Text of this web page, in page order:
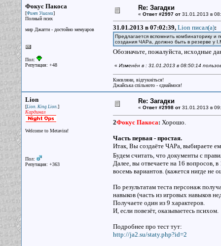
Фокус Пакоса
[Финт Ушами]
Полный псих
мир Джагги - достойно мемуаров
Пол:
Репутация: +48
Re: Загадки
« Ответ #2997 от31.01.2013 в
31.01.2013 в 07:02:39, Lion писал(a):
Предлагается вспомнить комбинаторику и
создания ЧАРа, должно быть в резерве у
Обозначьте, пожалуйста, исходные
« Изменён в : 31.01.2013 в 08:50:14
Києвляни, відгукніться!
Джайська спільното - єднаймося!
Lion
[Lion. King Lion.]
Кардинал
Welcome to Metavira!
Пол:
Репутация: +363
Re: Загадки
« Ответ #2998 от31.01.2013 в
2Фокус Пакоса: Хорошо.
Часть первая - простая.
Итак, Вы создаёте ЧАРа, выбираете
Будем считать, что документы с
Далее, вы отвечаете на 16 вопросов,
восемь вариантов. (кажется нигде не
По результатам теста персонаж
навыков (часть из игровых навыков
Получаете один из 9 характеров.
И, если повезёт, оказываетесь психом.
Подробнее про тест тут:
http://ja2.su/staty.php?id=2